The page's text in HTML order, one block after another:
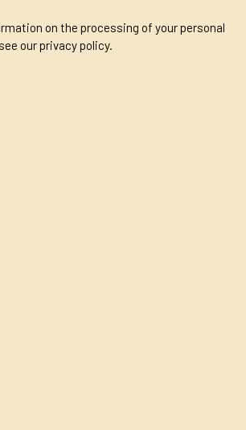
on the processing of your personal
ourprivacy policy.